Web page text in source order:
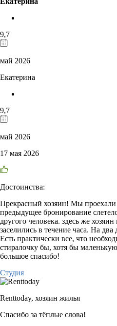
9,7
май 2026
Екатерина
9,7
май 2026
17 мая 2026
Достоинства:
Прекрасный хозяин! Мы проехали
предыдущее бронирование
другого человека. здесь же
заселились в течение часа. На
Есть практически все, что
стиралочку бы, хотя бы
большое спасибо!
Студия
Renttoday, хозяин жилья
Спасибо за тёплые слова!